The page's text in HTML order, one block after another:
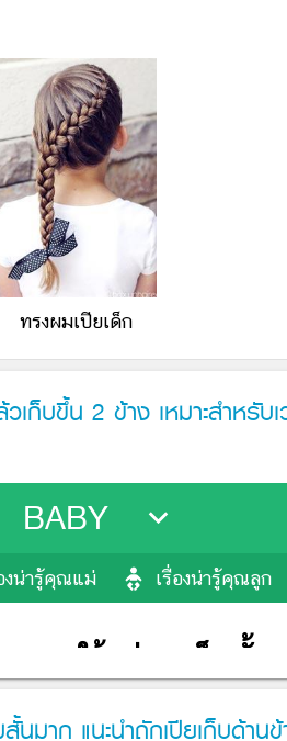
ทรงผมเปียเด็ก
ก็บขึ้น 2 ข้าง เหมาะสำหรับ
มาก แนะนำถักเปียเก็บด้าน